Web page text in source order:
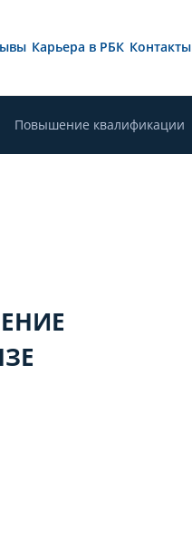
Карьера в РБК Контакты
Повышение квалификации